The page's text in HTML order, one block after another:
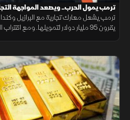
ترمب يمول الحرب.. ويصعد المواجهة
ترمب يشعل معارك تجارية مع البرازيل